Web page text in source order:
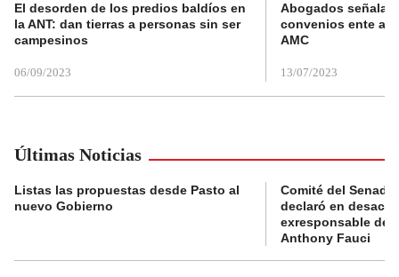
El desorden de los predios baldíos en
la ANT: dan tierras a personas sin ser
campesinos
06/09/2023
Abogados
convenios ente
AMC
13/07/2023
Últimas Noticias
Listas las propuestas desde Pasto al
nuevo Gobierno
Comité del Senado
declaró en
exresponsable de
Anthony Fauci